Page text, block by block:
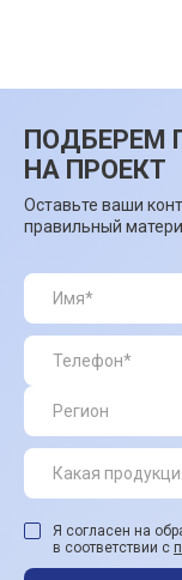
ПОДБЕРЕМ
НА ПРОЕКТ
Оставьте ваши
правильный
Я согласен на
в соответствии с